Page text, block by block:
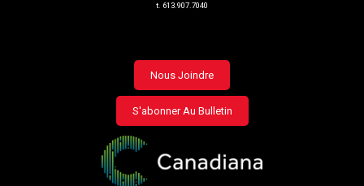
t. 613.907.7040
Footer
menu
Nous Joindre
S'abonner Au Bulletin